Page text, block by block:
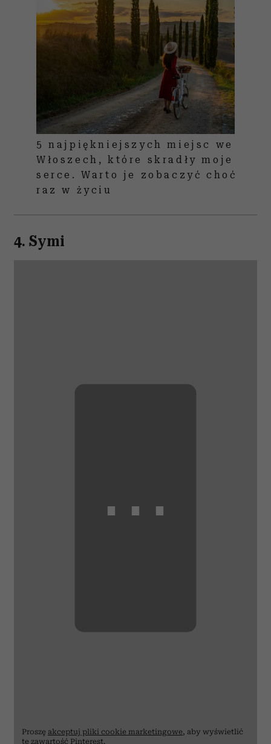
5 najpiękniejszych miejsc we
Włoszech, które skradły moje
serce. Warto je zobaczyć choć
raz w życiu
4. Symi
⋯
Proszę akceptuj pliki cookie marketingowe, aby wyświetlić
tę zawartość Pinterest.